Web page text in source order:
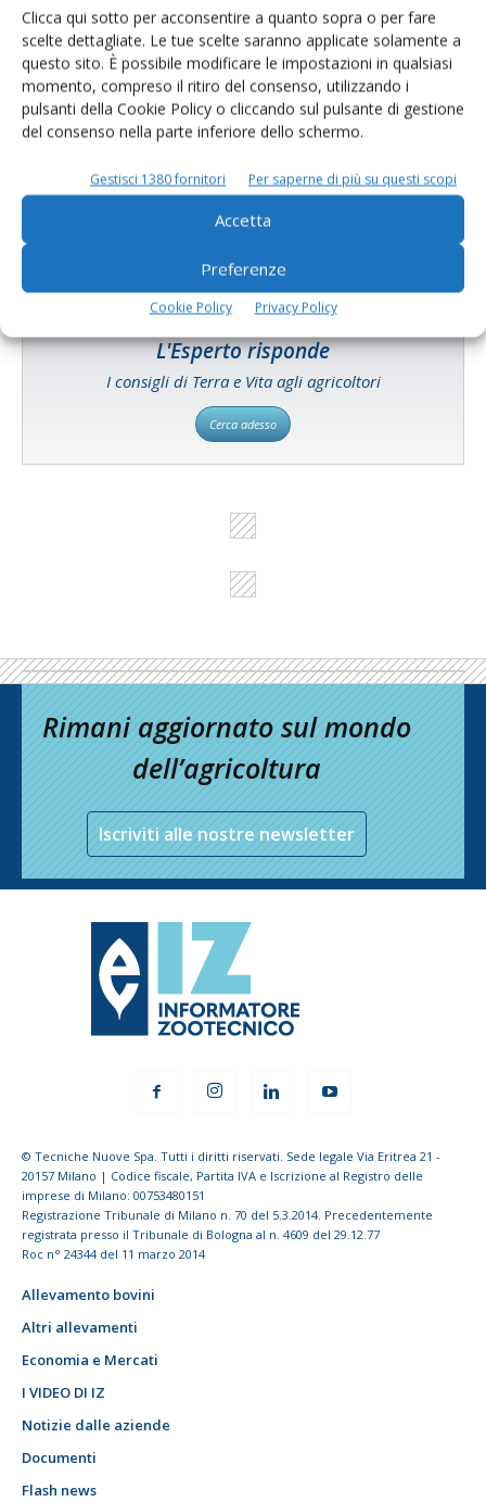
Clicca qui sotto per acconsentire a quanto sopra o per fare
scelte dettagliate. Le tue scelte saranno applicate solamente a
questo sito. È possibile modificare le impostazioni in qualsiasi
momento, compreso il ritiro del consenso, utilizzando i
pulsanti della Cookie Policy o cliccando sul pulsante di gestione
del consenso nella parte inferiore dello schermo.
Gestisci 1380 fornitori Per saperne di più su questi scopi
Accetta
Preferenze
Cookie Policy Privacy Policy
Catalogo Aziende e Prodotti
prodotto!
Cerca adesso
L'Esperto risponde
I consigli di Terra e Vita agli agricoltori
Cerca adesso
Rimani aggiornato sul mondo
dell’agricoltura
Iscriviti alle nostre newsletter
© Tecniche Nuove Spa. Tutti i diritti riservati. Sede legale Via Eritrea 21 -
20157 Milano | Codice fiscale, Partita IVA e Iscrizione al Registro delle
imprese di Milano: 00753480151
Registrazione Tribunale di Milano n. 70 del 5.3.2014. Precedentemente
registrata presso il Tribunale di Bologna al n. 4609 del 29.12.77
Roc n° 24344 del 11 marzo 2014
Allevamento bovini
Altri allevamenti
Economia e Mercati
I VIDEO DI IZ
Notizie dalle aziende
Documenti
Flash news